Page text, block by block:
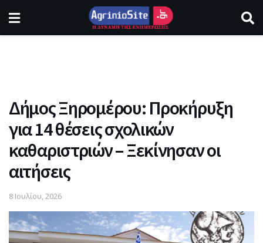
Δήμος Ξηρομέρου: Προκήρυξη
για 14 θέσεις σχολικών
καθαριστριών – Ξεκίνησαν οι
αιτήσεις
8 Ιουλίου, 2026